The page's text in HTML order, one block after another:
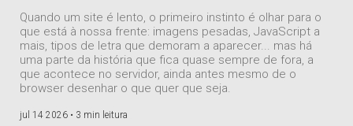
Quando um site é lento, o primeiro instinto é olhar para o
que está à nossa frente: imagens pesadas, JavaScript a
mais, tipos de letra que demoram a aparecer... mas há
uma parte da história que fica quase sempre de fora, a
que acontece no servidor, ainda antes mesmo de o
browser desenhar o que quer que seja.
jul 14 2026 • 3 min leitura